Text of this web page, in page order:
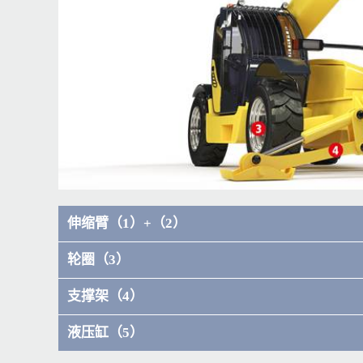
伸缩臂（1）+（2）
轮圈（3）
支撑架（4）
液压缸（5）